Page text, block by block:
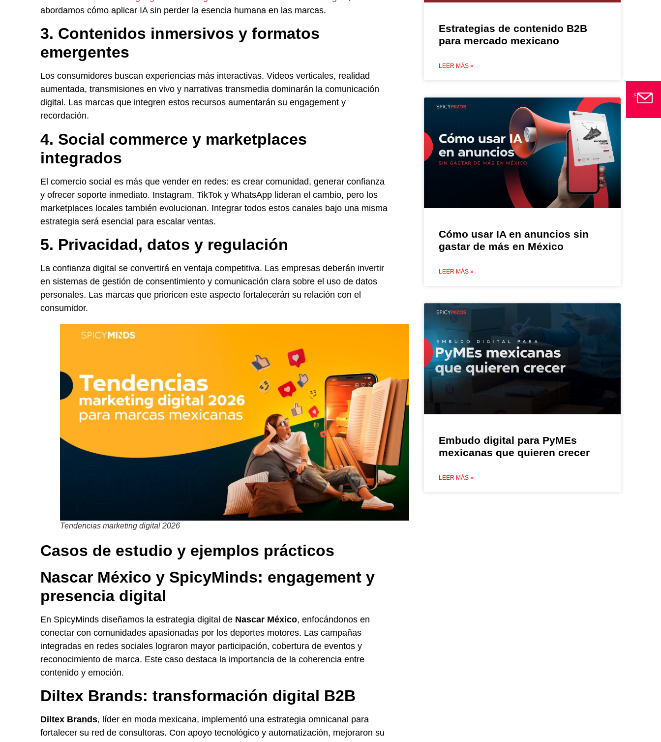
abordamos cómo aplicar IA sin perder la esencia humana en las marcas.
3. Contenidos inmersivos y formatos
emergentes
Los consumidores buscan experiencias más interactivas. Videos verticales, realidad
aumentada, transmisiones en vivo y narrativas transmedia dominarán la comunicación
digital. Las marcas que integren estos recursos aumentarán su engagement y
recordación.
4. Social commerce y marketplaces
integrados
El comercio social es más que vender en redes: es crear comunidad, generar confianza
y ofrecer soporte inmediato. Instagram, TikTok y WhatsApp lideran el cambio, pero los
marketplaces locales también evolucionan. Integrar todos estos canales bajo una misma
estrategia será esencial para escalar ventas.
5. Privacidad, datos y regulación
La confianza digital se convertirá en ventaja competitiva. Las empresas deberán invertir
en sistemas de gestión de consentimiento y comunicación clara sobre el uso de datos
personales. Las marcas que prioricen este aspecto fortalecerán su relación con el
consumidor.
Tendencias marketing digital 2026
Casos de estudio y ejemplos prácticos
Nascar México y SpicyMinds: engagement y
presencia digital
En SpicyMinds diseñamos la estrategia digital de Nascar México, enfocándonos en
conectar con comunidades apasionadas por los deportes motores. Las campañas
integradas en redes sociales lograron mayor participación, cobertura de eventos y
reconocimiento de marca. Este caso destaca la importancia de la coherencia entre
contenido y emoción.
Diltex Brands: transformación digital B2B
Diltex Brands, líder en moda mexicana, implementó una estrategia omnicanal para
fortalecer su red de consultoras. Con apoyo tecnológico y automatización, mejoraron su
Estrategias de contenido B2B
para mercado mexicano
LEER MÁS »
Cómo usar IA en anuncios sin
gastar de más en México
LEER MÁS »
Embudo digital para PyMEs
mexicanas que quieren crecer
LEER MÁS »